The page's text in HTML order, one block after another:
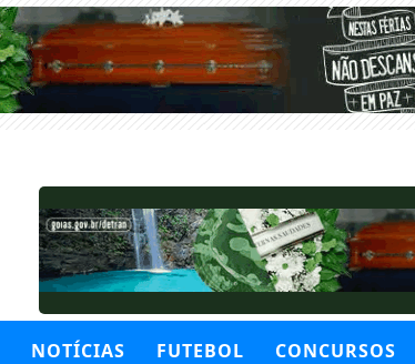
NOTÍCIAS FUTEBOL CONCURSOS